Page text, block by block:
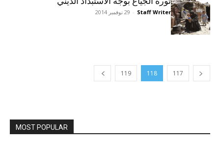
Staff Writer
- 29 نوفمبر 2014
117
118
119
MOST POPULAR